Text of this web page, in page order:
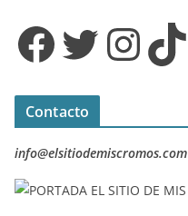
Facebook Twitter InstagramTikTok
Contacto
info@elsitiodemiscromos.com